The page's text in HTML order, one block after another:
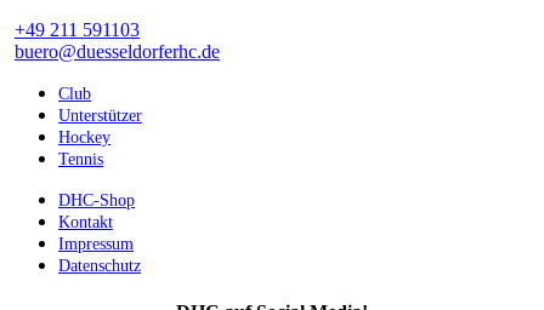
+49 211 591103
buero@duesseldorferhc.de
Club
Unterstützer
Hockey
Tennis
DHC-Shop
Kontakt
Impressum
Datenschutz